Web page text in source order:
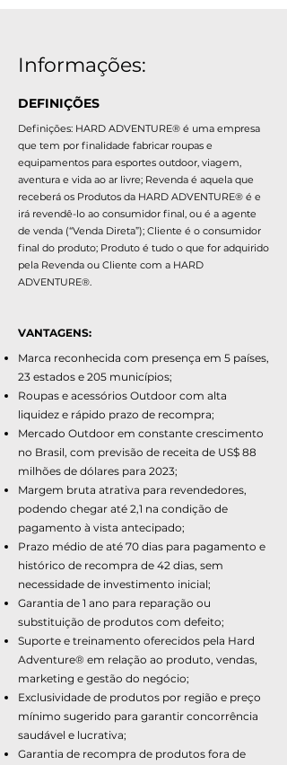
Informações:
DEFINIÇÕES
Definições: HARD ADVENTURE® é uma empresa
que tem por finalidade fabricar roupas e
equipamentos para esportes outdoor, viagem,
aventura e vida ao ar livre; Revenda é aquela que
receberá os Produtos da HARD ADVENTURE® é e
irá revendê-lo ao consumidor final, ou é a agente
de venda (“Venda Direta”); Cliente é o consumidor
final do produto; Produto é tudo o que for adquirido
pela Revenda ou Cliente com a HARD
ADVENTURE®.
VANTAGENS:
Marca reconhecida com presença em 5 países,
23 estados e 205 municípios;
Roupas e acessórios Outdoor com alta
liquidez e rápido prazo de recompra;
Mercado Outdoor em constante crescimento
no Brasil, com previsão de receita de US$ 88
milhões de dólares para 2023;
Margem bruta atrativa para revendedores,
podendo chegar até 2,1 na condição de
pagamento à vista antecipado;
Prazo médio de até 70 dias para pagamento e
histórico de recompra de 42 dias, sem
necessidade de investimento inicial;
Garantia de 1 ano para reparação ou
substituição de produtos com defeito;
Suporte e treinamento oferecidos pela Hard
Adventure® em relação ao produto, vendas,
marketing e gestão do negócio;
Exclusividade de produtos por região e preço
mínimo sugerido para garantir concorrência
saudável e lucrativa;
Garantia de recompra de produtos fora de